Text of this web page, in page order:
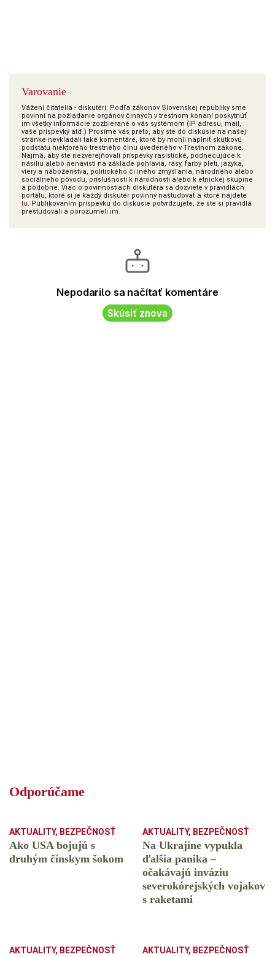
Varovanie
Vážení čitatelia - diskutéri. Podľa zákonov Slovenskej republiky sme
povinní na požiadanie orgánov činných v trestnom konaní poskytnúť
im všetky informácie zozbierané o vás systémom (IP adresu, mail,
vaše príspevky atď.) Prosíme vás preto, aby ste do diskusie na našej
stránke nevkladali také komentáre, ktoré by mohli naplniť skutkovú
podstatu niektorého trestného činu uvedeného v Trestnom zákone.
Najmä, aby ste nezverejňovali príspevky rasistické, podnecujúce k
násiliu alebo nenávisti na základe pohlavia, rasy, farby pleti, jazyka,
viery a náboženstva, politického či iného zmýšľania, národného alebo
sociálneho pôvodu, príslušnosti k národnosti alebo k etnickej skupine
a podobne. Viac o povinnostiach diskutéra sa dozviete v pravidlách
portálu, ktoré si je každý diskutér povinný naštudovať a ktoré nájdete
tu. Publikovaním príspevku do diskusie potvrdzujete, že ste si pravidlá
preštudovali a porozumeli im.
Odporúčame
AKTUALITY, BEZPEČNOSŤ
Ako USA bojujú s
druhým čínskym šokom
AKTUALITY, BEZPEČNOSŤ
Na Ukrajine vypukla
ďalšia panika –
očakávajú inváziu
severokórejských vojakov
s raketami
AKTUALITY, BEZPEČNOSŤ AKTUALITY, BEZPEČNOSŤ